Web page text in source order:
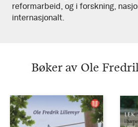
reformarbeid, og i forskning,
internasjonalt.
Bøker av Ole